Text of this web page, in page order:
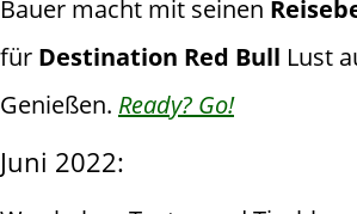
Bauer macht mit seinen
für Destination Red Bull Lust
Genießen. Ready? Go!
Juni 2022: